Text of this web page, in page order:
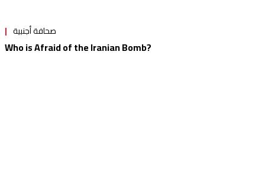
صحافة أجنبية
Who is Afraid of the Iranian Bomb?